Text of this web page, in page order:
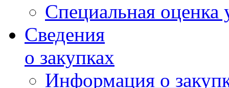
Специальная оценка
Сведения
о закупках
Информация о